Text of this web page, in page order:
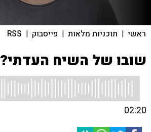
ראשי | תוכניות מלאות | פייסבוק |
RSS
שובו של השיח העדתי?
02:20